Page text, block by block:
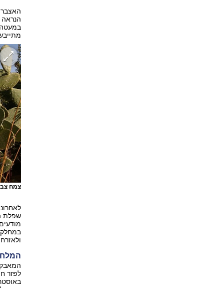
הנראה
במעטה
צמח
לפזר